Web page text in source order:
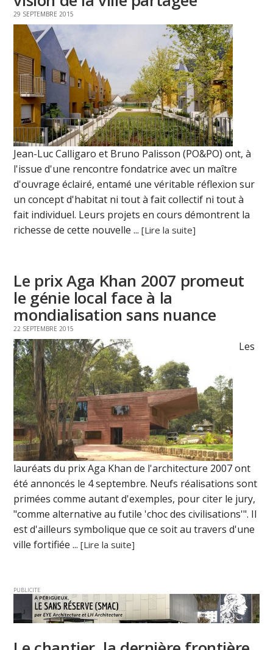
29 SEPTEMBRE 2015
Jean-Luc Calligaro et Bruno Palisson (PO&PO) ont, à
l'issue d'une rencontre fondatrice avec un maître
d'ouvrage éclairé, entamé une véritable réflexion sur
un concept d'habitat ni tout à fait collectif ni tout à
fait individuel. Leurs projets en cours démontrent la
richesse de cette nouvelle ...[Lire la suite]
Le prix Aga Khan 2007 promeut
le génie local face à la
mondialisation sans nuance
22 SEPTEMBRE 2015
Les
lauréats du prix Aga Khan de l'architecture 2007 ont
été annoncés le 4 septembre. Neufs réalisations sont
primées comme autant d'exemples, pour citer le jury,
"comme alternative au futile 'choc des civilisations'". Il
est d'ailleurs symbolique que ce soit au travers d'une
ville fortifiée ...[Lire la suite]
PUBLICITE